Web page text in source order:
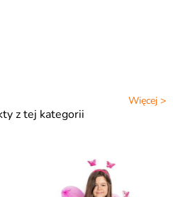
Więcej >
z tej kategorii